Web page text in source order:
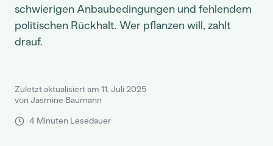
schwierigen Anbaubedingungen und fehlendem
politischen Rückhalt. Wer pflanzen will, zahlt
drauf.
Zuletzt aktualisiert am 11. Juli 2025
von Jasmine Baumann
4 Minuten Lesedauer